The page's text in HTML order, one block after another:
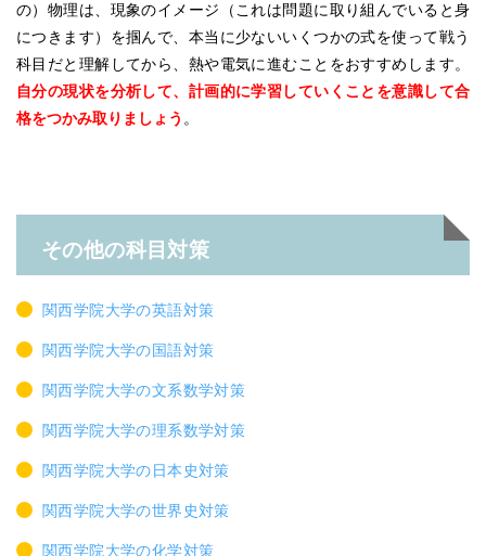
の）物理は、現象のイメージ（これは問題に取り組んでいると身
につきます）を掴んで、本当に少ないいくつかの式を使って戦う
科目だと理解してから、熱や電気に進むことをおすすめします。
自分の現状を分析して、計画的に学習していくことを意識して合
格をつかみ取りましょう 。
その他の科目対策
関西学院大学の英語対策
関西学院大学の国語対策
関西学院大学の文系数学対策
関西学院大学の理系数学対策
関西学院大学の日本史対策
関西学院大学の世界史対策
関西学院大学の化学対策